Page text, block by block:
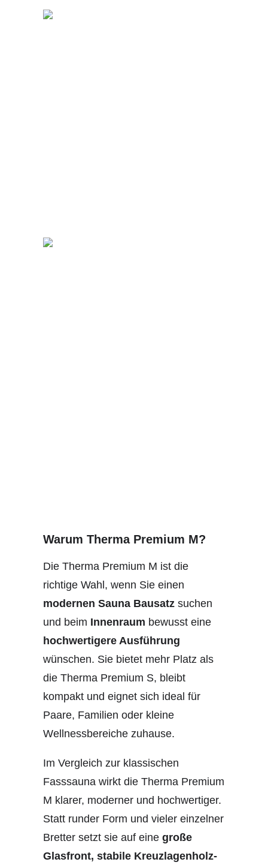
Warum Therma Premium M?
Die Therma Premium M ist die
richtige Wahl, wenn Sie einen
modernen Sauna Bausatz suchen
und beim Innenraum bewusst eine
hochwertigere Ausführung
wünschen. Sie bietet mehr Platz als
die Therma Premium S, bleibt
kompakt und eignet sich ideal für
Paare, Familien oder kleine
Wellnessbereiche zuhause.
Im Vergleich zur klassischen
Fasssauna wirkt die Therma Premium
M klarer, moderner und hochwertiger.
Statt runder Form und vieler einzelner
Bretter setzt sie auf eine große
Glasfront, stabile Kreuzlagenholz-